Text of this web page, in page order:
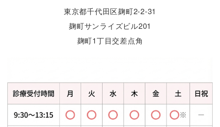
東京都千代田区麹町2-2-31
麹町サンライズビル201
麹町1丁目交差点角